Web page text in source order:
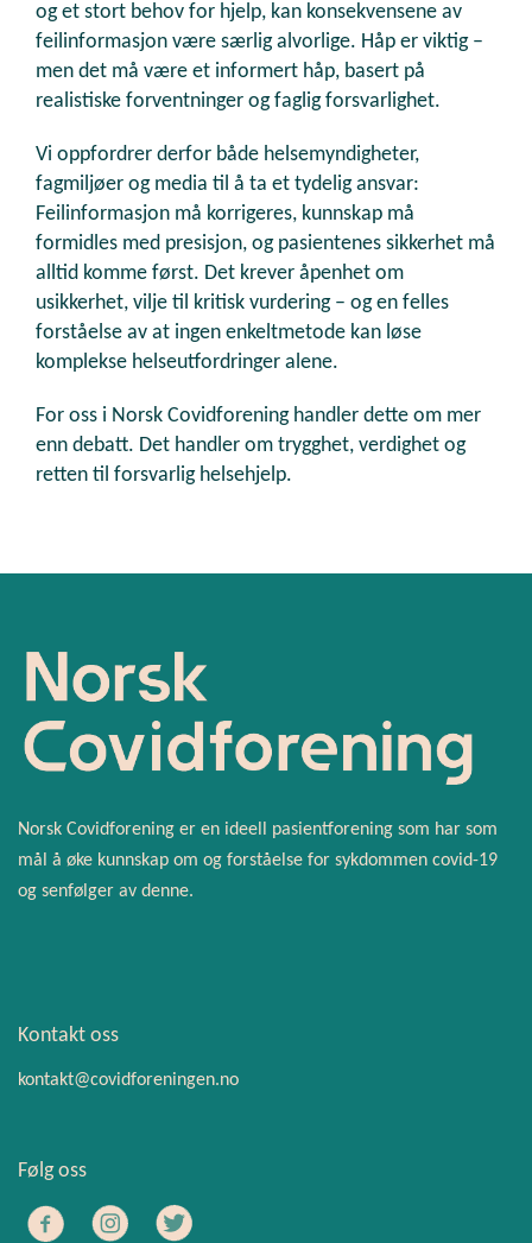
og et stort behov for hjelp, kan konsekvensene av
feilinformasjon være særlig alvorlige. Håp er viktig –
men det må være et informert håp, basert på
realistiske forventninger og faglig forsvarlighet.
Vi oppfordrer derfor både helsemyndigheter,
fagmiljøer og media til å ta et tydelig ansvar:
Feilinformasjon må korrigeres, kunnskap må
formidles med presisjon, og pasientenes sikkerhet må
alltid komme først. Det krever åpenhet om
usikkerhet, vilje til kritisk vurdering – og en felles
forståelse av at ingen enkeltmetode kan løse
komplekse helseutfordringer alene.
For oss i Norsk Covidforening handler dette om mer
enn debatt. Det handler om trygghet, verdighet og
retten til forsvarlig helsehjelp.
Norsk Covidforening er en ideell pasientforening som har som
mål å øke kunnskap om og forståelse for sykdommen covid-19
og senfølger av denne.
Kontakt oss
kontakt@covidforeningen.no
Følg oss